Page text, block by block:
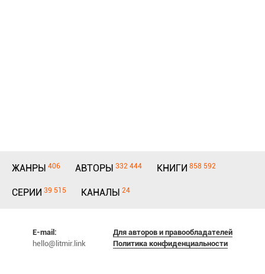
ЖАНРЫ 406 АВТОРЫ 332 444 КНИГИ 858 592
СЕРИИ 39 515 КАНАЛЫ 24
E-mail:
hello@litmir.link
Для авторов и правообладателей
Политика конфиденциальности